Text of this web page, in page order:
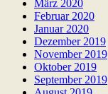
März 2020
Februar 2020
Januar 2020
Dezember 2019
November 2019
Oktober 2019
September 2019